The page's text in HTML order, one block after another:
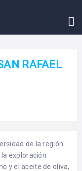
RAFAEL
de la región
exploración
y el aceite de oliva,